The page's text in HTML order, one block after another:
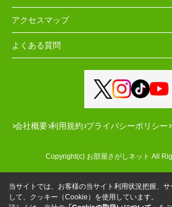
アクセスマップ
よくある質問
会社概要 利用規約 プライバシーポリシー
Copyright(c) お部屋さがしネット All
当サイトでは、お客様の当サイト利用状況把握、
して、クッキー（Cookie）を使用しています。